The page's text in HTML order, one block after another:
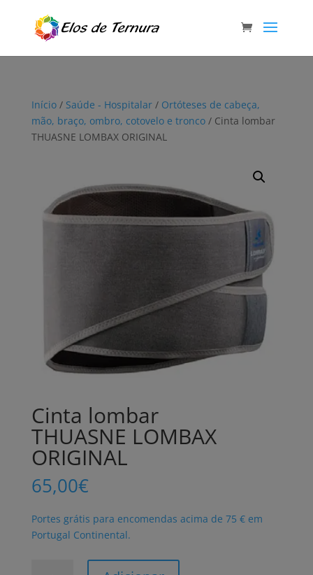
Início/ Saúde - Hospitalar/ Ortóteses de cabeça,
mão, braço, ombro, cotovelo e tronco/ Cinta lombar
THUASNE LOMBAX ORIGINAL
Cinta lombar
THUASNE LOMBAX
ORIGINAL
65,00€
Portes grátis para encomendas acima de 75 € em
Portugal Continental.